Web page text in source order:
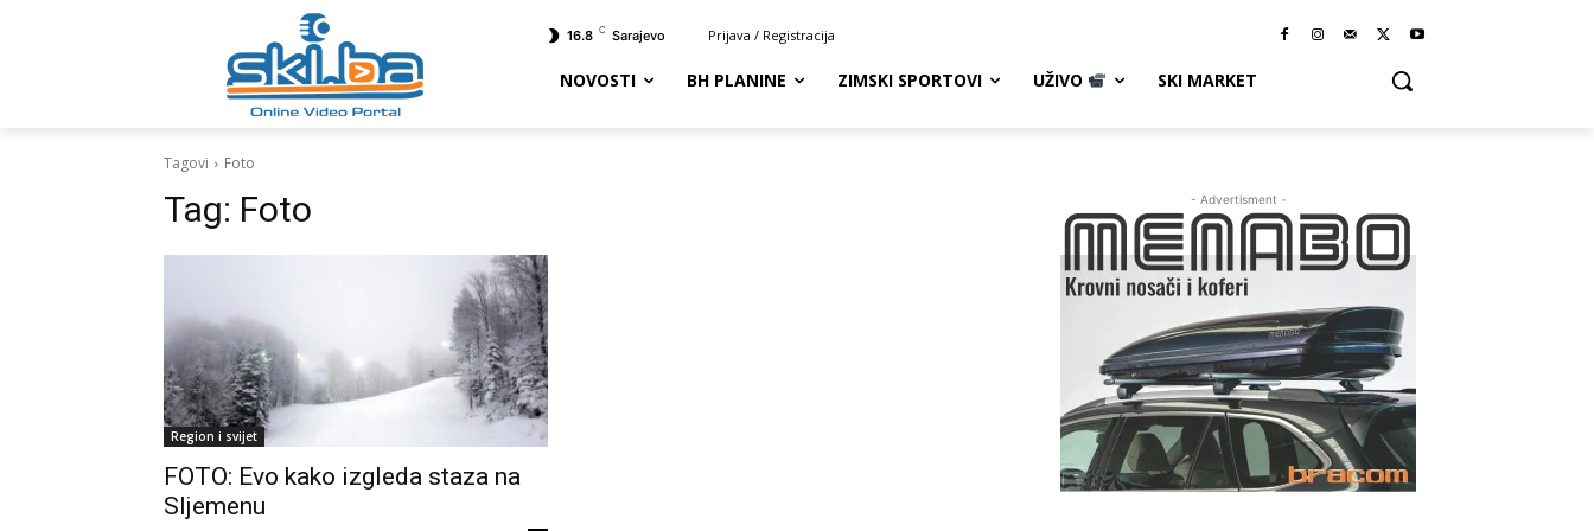
16.8 C Sarajevo Prijava / Registracija
NOVOSTI BH PLANINE ZIMSKI SPORTOVI UŽIVO SKI MARKET
Tagovi Foto
Tag: Foto
Region i svijet
FOTO: Evo kako izgleda staza na
Sljemenu
- Advertisment -